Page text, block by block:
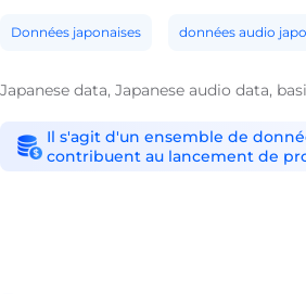
Données japonaises données audio
Japanese data, Japanese audio data,
Il s'agit d'un ensemble de
contribuent au lancement de